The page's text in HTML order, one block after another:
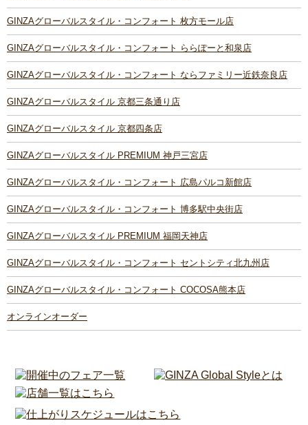
GINZAグローバルスタイル・コンフォート 枚方モール店
GINZAグローバルスタイル・コンフォート ららぽーと和泉店
GINZAグローバルスタイル・コンフォート ならファミリー近鉄奈良店
GINZAグローバルスタイル 京都三条通り店
GINZAグローバルスタイル 京都四条店
GINZAグローバルスタイル PREMIUM 神戸三宮店
GINZAグローバルスタイル・コンフォート 広島パルコ新館店
GINZAグローバルスタイル・コンフォート 博多駅中央街店
GINZAグローバルスタイル PREMIUM 福岡天神店
GINZAグローバルスタイル・コンフォート セントシティ北九州店
GINZAグローバルスタイル・コンフォート COCOSA熊本店
オンラインオーダー